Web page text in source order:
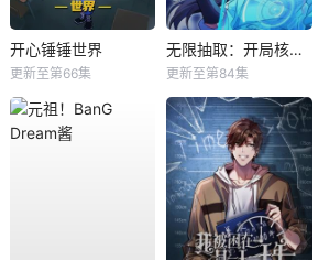
开心锤锤世界
更新至第66集
无限抽取：开局核平修仙世界动态漫
更新至第84集